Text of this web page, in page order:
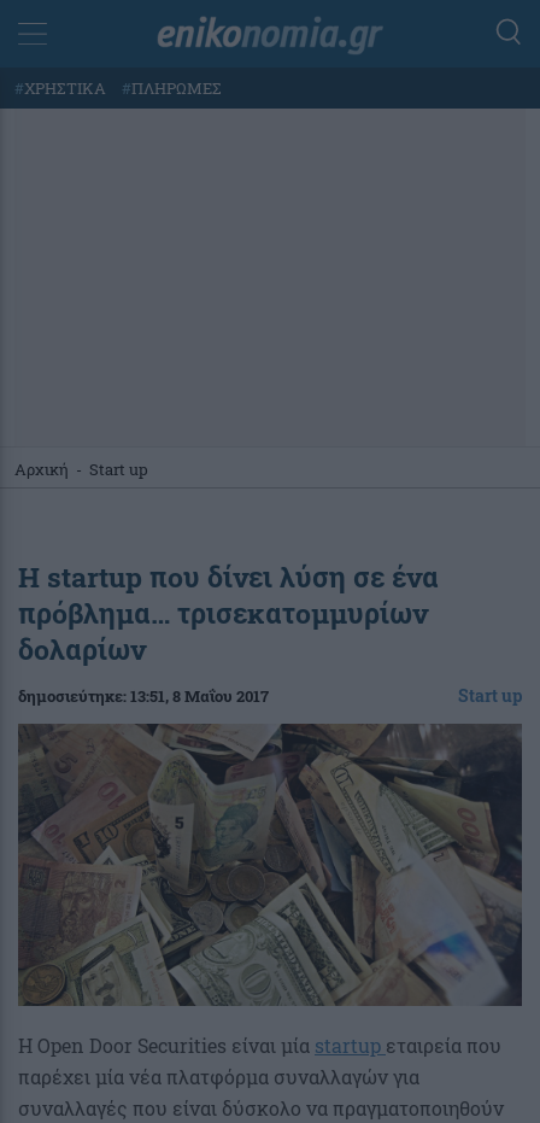
#ΧΡΗΣΤΙΚΑ #ΠΛΗΡΩΜΕΣ
Αρχική - Start up
Η startup που δίνει λύση σε ένα
πρόβλημα… τρισεκατομμυρίων
δολαρίων
δημοσιεύτηκε:13:51, 8 Μαΐου 2017 Start up
Η Open Door Securities είναι μία startup εταιρεία που
παρέχει μία νέα πλατφόρμα συναλλαγών για
συναλλαγές που είναι δύσκολο να πραγματοποιηθούν